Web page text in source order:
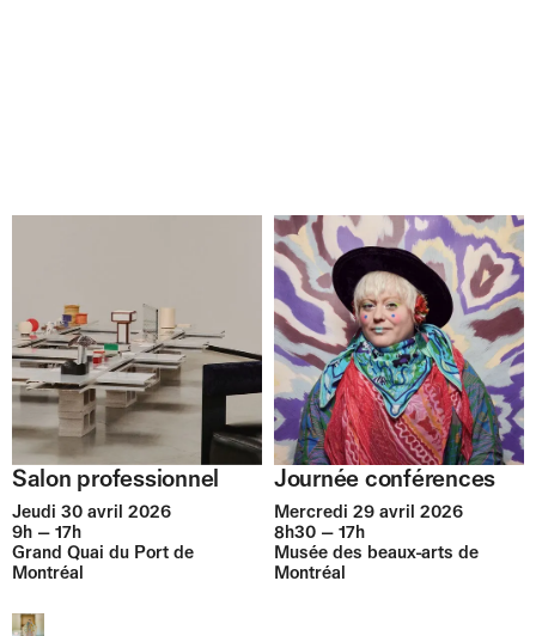
Salon professionnel
Jeudi 30 avril 2026
9h — 17h
Grand Quai du Port de
Montréal
Journée conférences
Mercredi 29 avril 2026
8h30 — 17h
Musée des beaux-arts de
Montréal